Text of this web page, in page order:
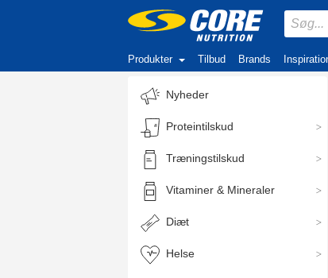
Produkter Tilbud Brands
Nyheder
Proteintilskud
Træningstilskud
Vitaminer & Mineraler
Diæt
Helse